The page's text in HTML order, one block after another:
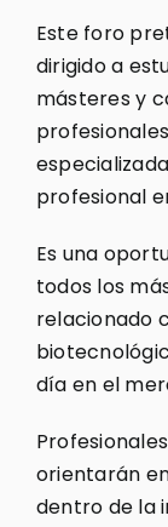
Este foro
dirigido a
másteres y
profesional
Es una
todos los
relacionado
día en el
orientarán
dentro de la